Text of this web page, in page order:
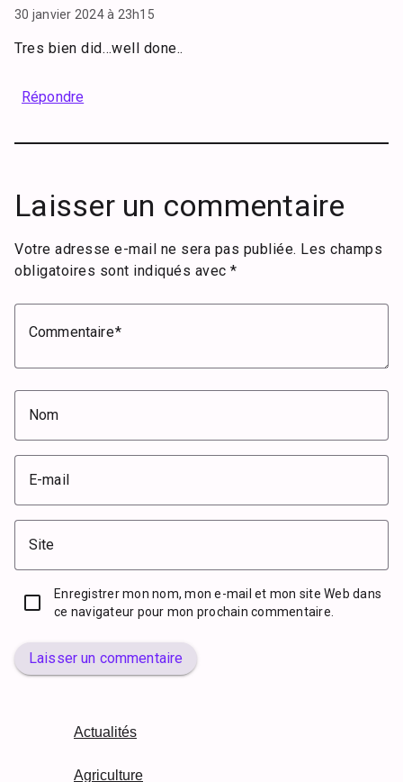
30 janvier 2024 à 23h15
Tres bien did…well done..
Répondre
Laisser un commentaire
Votre adresse e-mail ne sera pas publiée. Les champs
obligatoires sont indiqués avec *
Commentaire
Nom
E-mail
Site
Enregistrer mon nom, mon e-mail et mon site Web dans
ce navigateur pour mon prochain commentaire.
Laisser un commentaire
Actualités
Agriculture